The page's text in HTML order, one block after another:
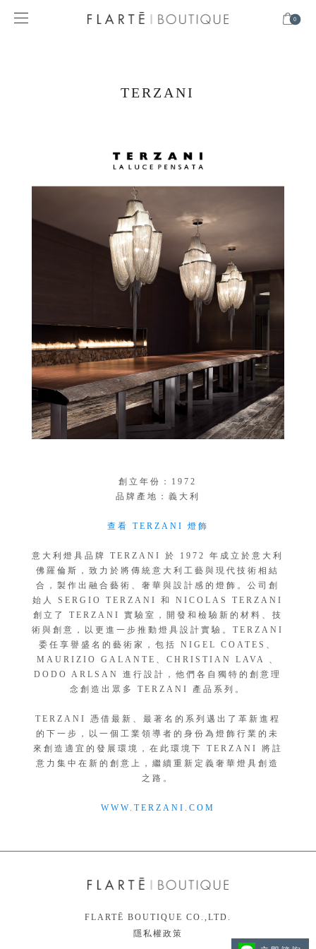
0
TERZANI
創立年份：1972
品牌產地：義大利
查看 TERZANI 燈飾
意大利燈具品牌 TERZANI 於 1972 年成立於意大利
佛羅倫斯，致力於將傳統意大利工藝與現代技術相結
合，製作出融合藝術、奢華與設計感的燈飾。公司創
始人 SERGIO TERZANI 和 NICOLAS TERZANI
創立了 TERZANI 實驗室，開發和檢驗新的材料、技
術與創意，以更進一步推動燈具設計實驗。TERZANI
委任享譽盛名的藝術家，包括 NIGEL COATES、
MAURIZIO GALANTE、CHRISTIAN LAVA 、
DODO ARLSAN 進行設計，他們各自獨特的創意理
念創造出眾多 TERZANI 產品系列。
TERZANI 憑借最新、最著名的系列邁出了革新進程
的下一步，以一個工業領導者的身份為燈飾行業的未
來創造適宜的發展環境，在此環境下 TERZANI 將註
意力集中在新的創意上，繼續重新定義奢華燈具創造
之路。
WWW.TERZANI.COM
FLARTĒ BOUTIQUE CO.,LTD.
隱私權政策